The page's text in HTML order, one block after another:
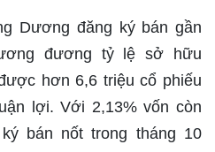
Dương đăng ký bán gần
đương tỷ lệ sở hữu
hơn 6,6 triệu cổ phiếu
lợi. Với 2,13% vốn còn
bán nốt trong tháng 10